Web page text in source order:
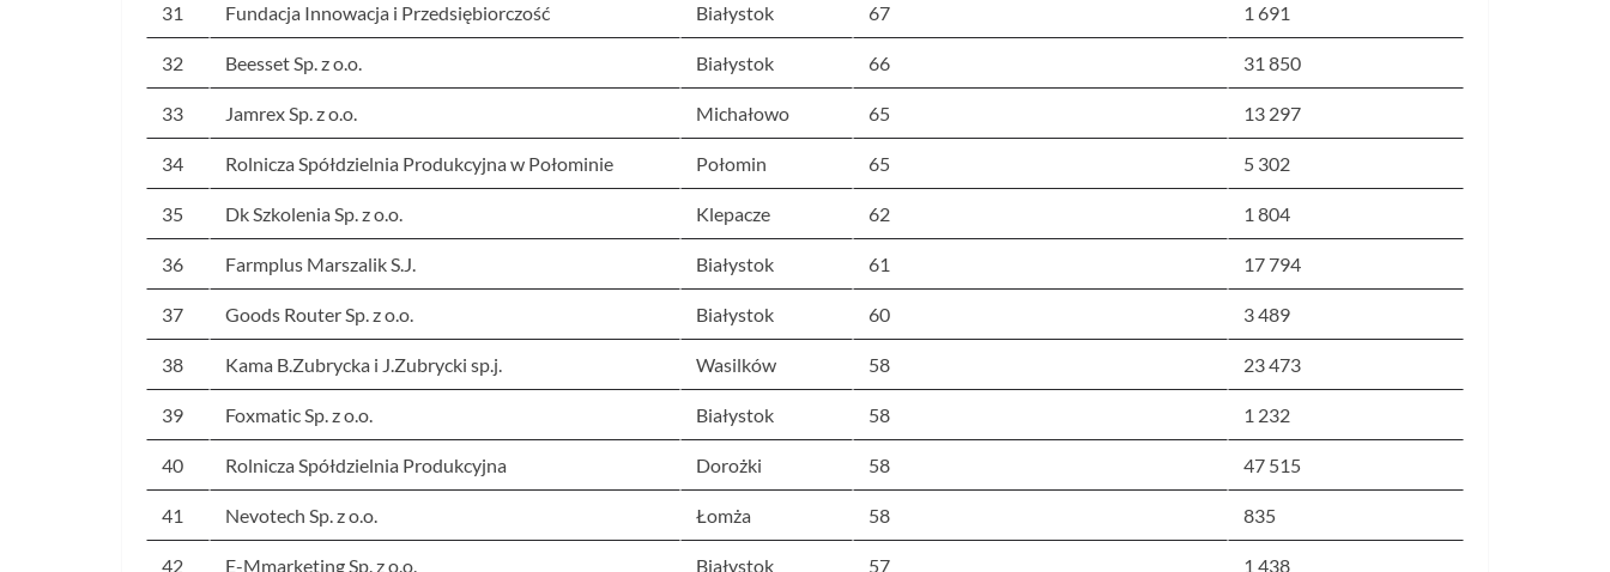
31 Fundacja Innowacja i Przedsiębiorczość Białystok 67 1 691
32 Beesset Sp. z o.o. Białystok 66 31 850
33 Jamrex Sp. z o.o. Michałowo 65 13 297
34 Rolnicza Spółdzielnia Produkcyjna w Połominie Połomin 65 5 302
35 Dk Szkolenia Sp. z o.o. Klepacze 62 1 804
36 Farmplus Marszalik S.J. Białystok 61 17 794
37 Goods Router Sp. z o.o. Białystok 60 3 489
38 Kama B.Zubrycka i J.Zubrycki sp.j. Wasilków 58 23 473
39 Foxmatic Sp. z o.o. Białystok 58 1 232
40 Rolnicza Spółdzielnia Produkcyjna Dorożki 58 47 515
41 Nevotech Sp. z o.o. Łomża 58 835
42 E-Mmarketing Sp. z o.o. Białystok 57 1 438